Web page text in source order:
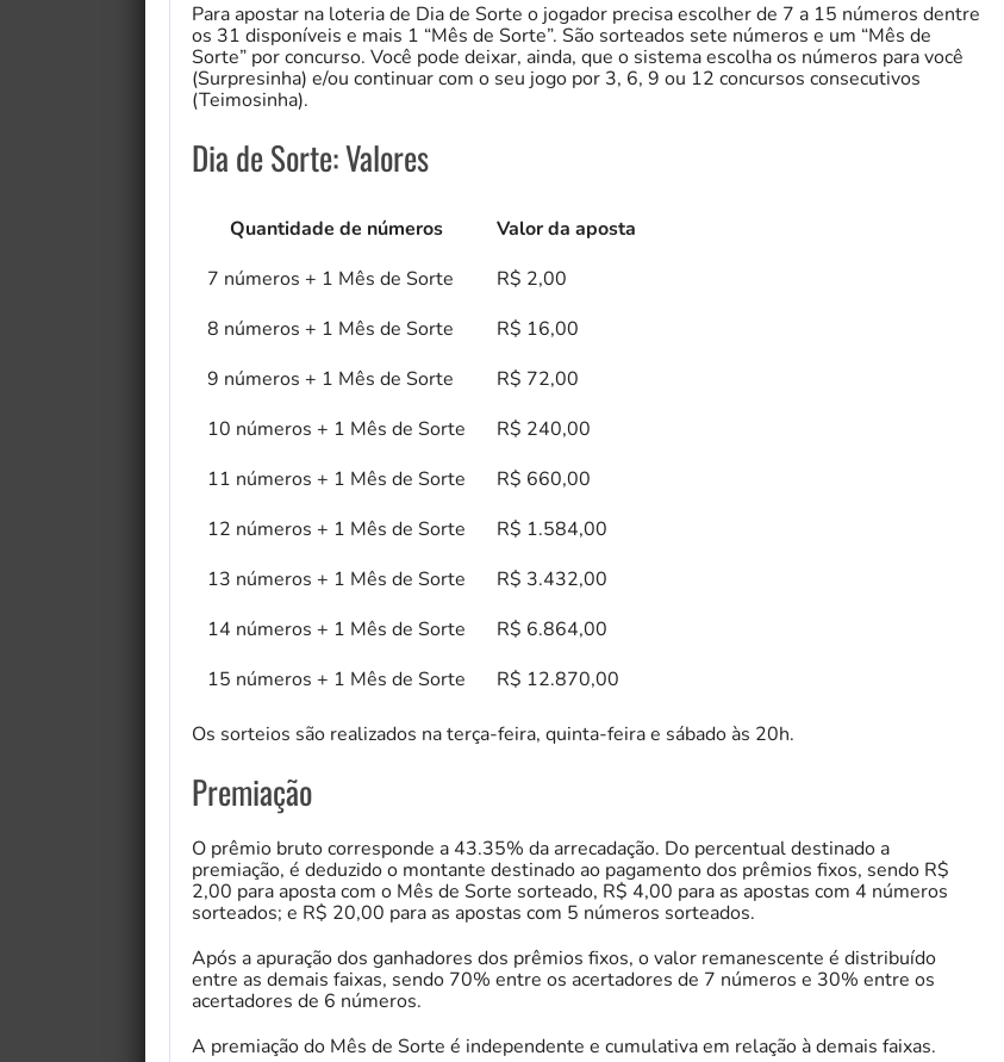
Para apostar na loteria de Dia de Sorte o jogador precisa escolher de 7 a 15 números dentre
os 31 disponíveis e mais 1 “Mês de Sorte”. São sorteados sete números e um “Mês de
Sorte” por concurso. Você pode deixar, ainda, que o sistema escolha os números para você
(Surpresinha) e/ou continuar com o seu jogo por 3, 6, 9 ou 12 concursos consecutivos
(Teimosinha).
Dia de Sorte: Valores
Quantidade de números
Valor da aposta
7 números + 1 Mês de Sorte
R$ 2,00
8 números + 1 Mês de Sorte
R$ 16,00
9 números + 1 Mês de Sorte
R$ 72,00
10 números + 1 Mês de Sorte
R$ 240,00
11 números + 1 Mês de Sorte
R$ 660,00
12 números + 1 Mês de Sorte
R$ 1.584,00
13 números + 1 Mês de Sorte
R$ 3.432,00
14 números + 1 Mês de Sorte
R$ 6.864,00
15 números + 1 Mês de Sorte
R$ 12.870,00
Os sorteios são realizados na terça-feira, quinta-feira e sábado às 20h.
Premiação
O prêmio bruto corresponde a 43.35% da arrecadação. Do percentual destinado a
premiação, é deduzido o montante destinado ao pagamento dos prêmios fixos, sendo R$
2,00 para aposta com o Mês de Sorte sorteado, R$ 4,00 para as apostas com 4 números
sorteados; e R$ 20,00 para as apostas com 5 números sorteados.
Após a apuração dos ganhadores dos prêmios fixos, o valor remanescente é distribuído
entre as demais faixas, sendo 70% entre os acertadores de 7 números e 30% entre os
acertadores de 6 números.
A premiação do Mês de Sorte é independente e cumulativa em relação à demais faixas.